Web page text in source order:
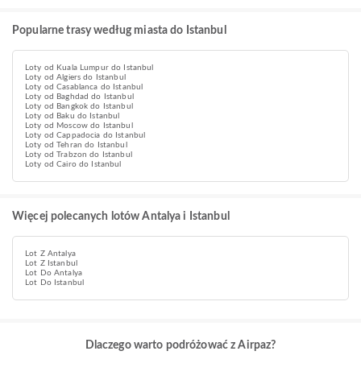
Popularne trasy według miasta do Istanbul
Loty od Kuala Lumpur do Istanbul
Loty od Algiers do Istanbul
Loty od Casablanca do Istanbul
Loty od Baghdad do Istanbul
Loty od Bangkok do Istanbul
Loty od Baku do Istanbul
Loty od Moscow do Istanbul
Loty od Cappadocia do Istanbul
Loty od Tehran do Istanbul
Loty od Trabzon do Istanbul
Loty od Cairo do Istanbul
Więcej polecanych lotów Antalya i Istanbul
Lot Z Antalya
Lot Z Istanbul
Lot Do Antalya
Lot Do Istanbul
Dlaczego warto podróżować z Airpaz?